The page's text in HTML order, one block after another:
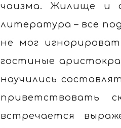
чаизма. Жилище и
литература – все
не мог
гостиные
научились
приветствовать
встречается